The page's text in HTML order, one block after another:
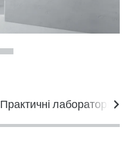
Практичні лабораторні